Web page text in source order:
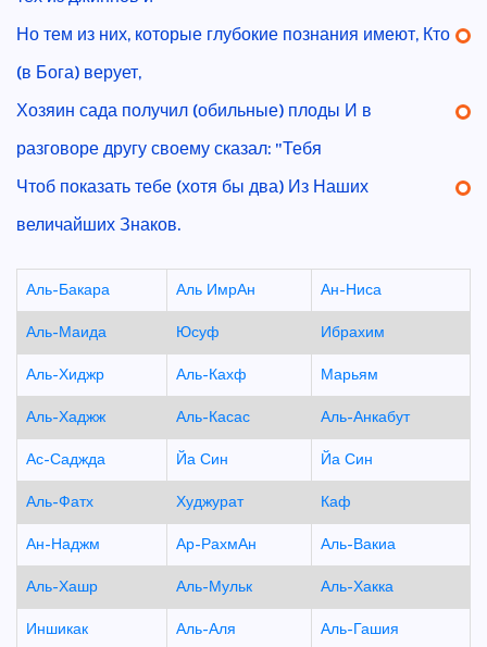
Но тем из них, которые глубокие познания имеют, Кто
(в Бога) верует,
Хозяин сада получил (обильные) плоды И в
разговоре другу своему сказал: "Тебя
Чтоб показать тебе (хотя бы два) Из Наших
величайших Знаков.
Аль-Бакара Аль ИмрАн
Ан-Ниса
Аль-Маида
Юсуф
Ибрахим
Аль-Хиджр
Аль-Кахф
Марьям
Аль-Хаджж
Аль-Касас
Аль-Анкабут
Ас-Саджда
Йа Син
Йа Син
Аль-Фатх
Худжурат
Каф
Ан-Наджм
Ар-РахмАн
Аль-Вакиа
Аль-Хашр
Аль-Мульк
Аль-Хакка
Иншикак
Аль-Аля
Аль-Гашия